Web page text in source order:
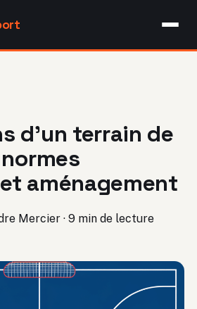
d’un terrain de
aménagement
Mercier · 9 min de lecture